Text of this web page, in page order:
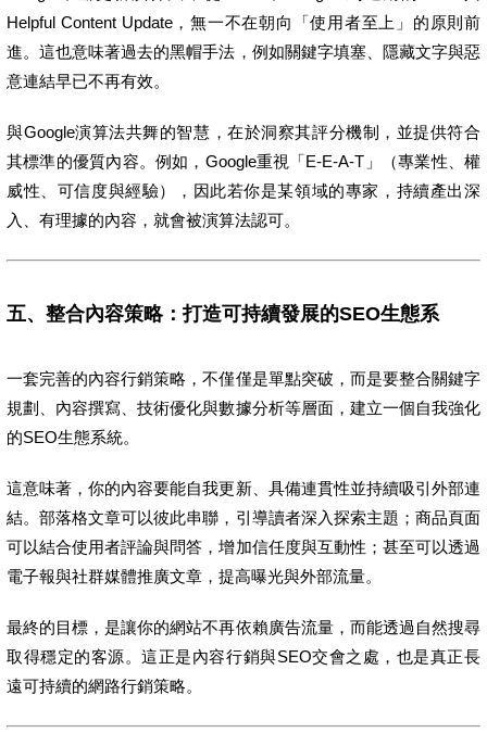
Helpful Content Update，無一不在朝向「使用者至上」的原則前
進。這也意味著過去的黑帽手法，例如關鍵字填塞、隱藏文字與惡
意連結早已不再有效。
與Google演算法共舞的智慧，在於洞察其評分機制，並提供符合
其標準的優質內容。例如，Google重視「E-E-A-T」（專業性、權
威性、可信度與經驗），因此若你是某領域的專家，持續產出深
入、有理據的內容，就會被演算法認可。
五、整合內容策略：打造可持續發展的SEO生態系
一套完善的內容行銷策略，不僅僅是單點突破，而是要整合關鍵字
規劃、內容撰寫、技術優化與數據分析等層面，建立一個自我強化
的SEO生態系統。
這意味著，你的內容要能自我更新、具備連貫性並持續吸引外部連
結。部落格文章可以彼此串聯，引導讀者深入探索主題；商品頁面
可以結合使用者評論與問答，增加信任度與互動性；甚至可以透過
電子報與社群媒體推廣文章，提高曝光與外部流量。
最終的目標，是讓你的網站不再依賴廣告流量，而能透過自然搜尋
取得穩定的客源。這正是內容行銷與SEO交會之處，也是真正長
遠可持續的網路行銷策略。